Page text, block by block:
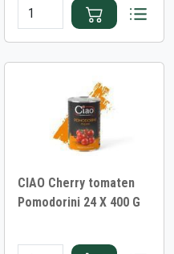
CIAO Cherry tomaten
Pomodorini 24 X 400 G